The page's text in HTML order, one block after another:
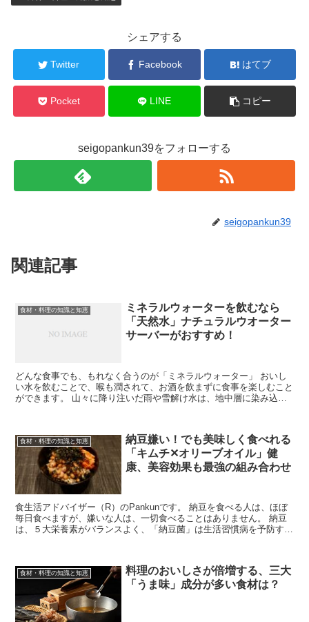
シェアする
Twitter Facebook はてブ
Pocket LINE コピー
seigopankun39をフォローする
seigopankun39
関連記事
食材・料理の知識と知恵
ミネラルウォーターを飲むなら
「天然水」ナチュラルウオーター
サーバーがおすすめ！
どんな食事でも、もれなく合うのが「ミネラルウォーター」 おいし
い水を飲むことで、喉も潤されて、お酒を飲まずに食事を楽しむこと
ができます。 山々に降り注いだ雨や雪解け水は、地中層に染み込み
食材・料理の知識と知恵
納豆嫌い！でも美味しく食べれる
「キムチ✕オリーブオイル」健
康、美容効果も最強の組み合わせ
食生活アドバイザー（R）のPankunです。 納豆を食べる人は、ほぼ
毎日食べますが、嫌いな人は、一切食べることはありません。 納豆
は、５大栄養素がバランスよく、「納豆菌」は生活習慣病を予防する
食材・料理の知識と知恵
料理のおいしさが倍増する、三大
「うま味」成分が多い食材は？